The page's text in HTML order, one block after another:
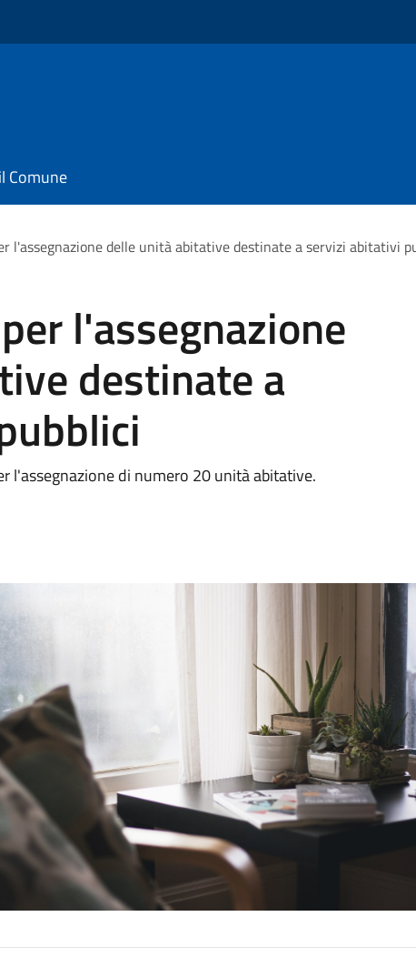
Comune
l'assegnazione delle unità abitative destinate a servizi abitativi
l'assegnazione
destinate a
l'assegnazione di numero 20 unità abitative.